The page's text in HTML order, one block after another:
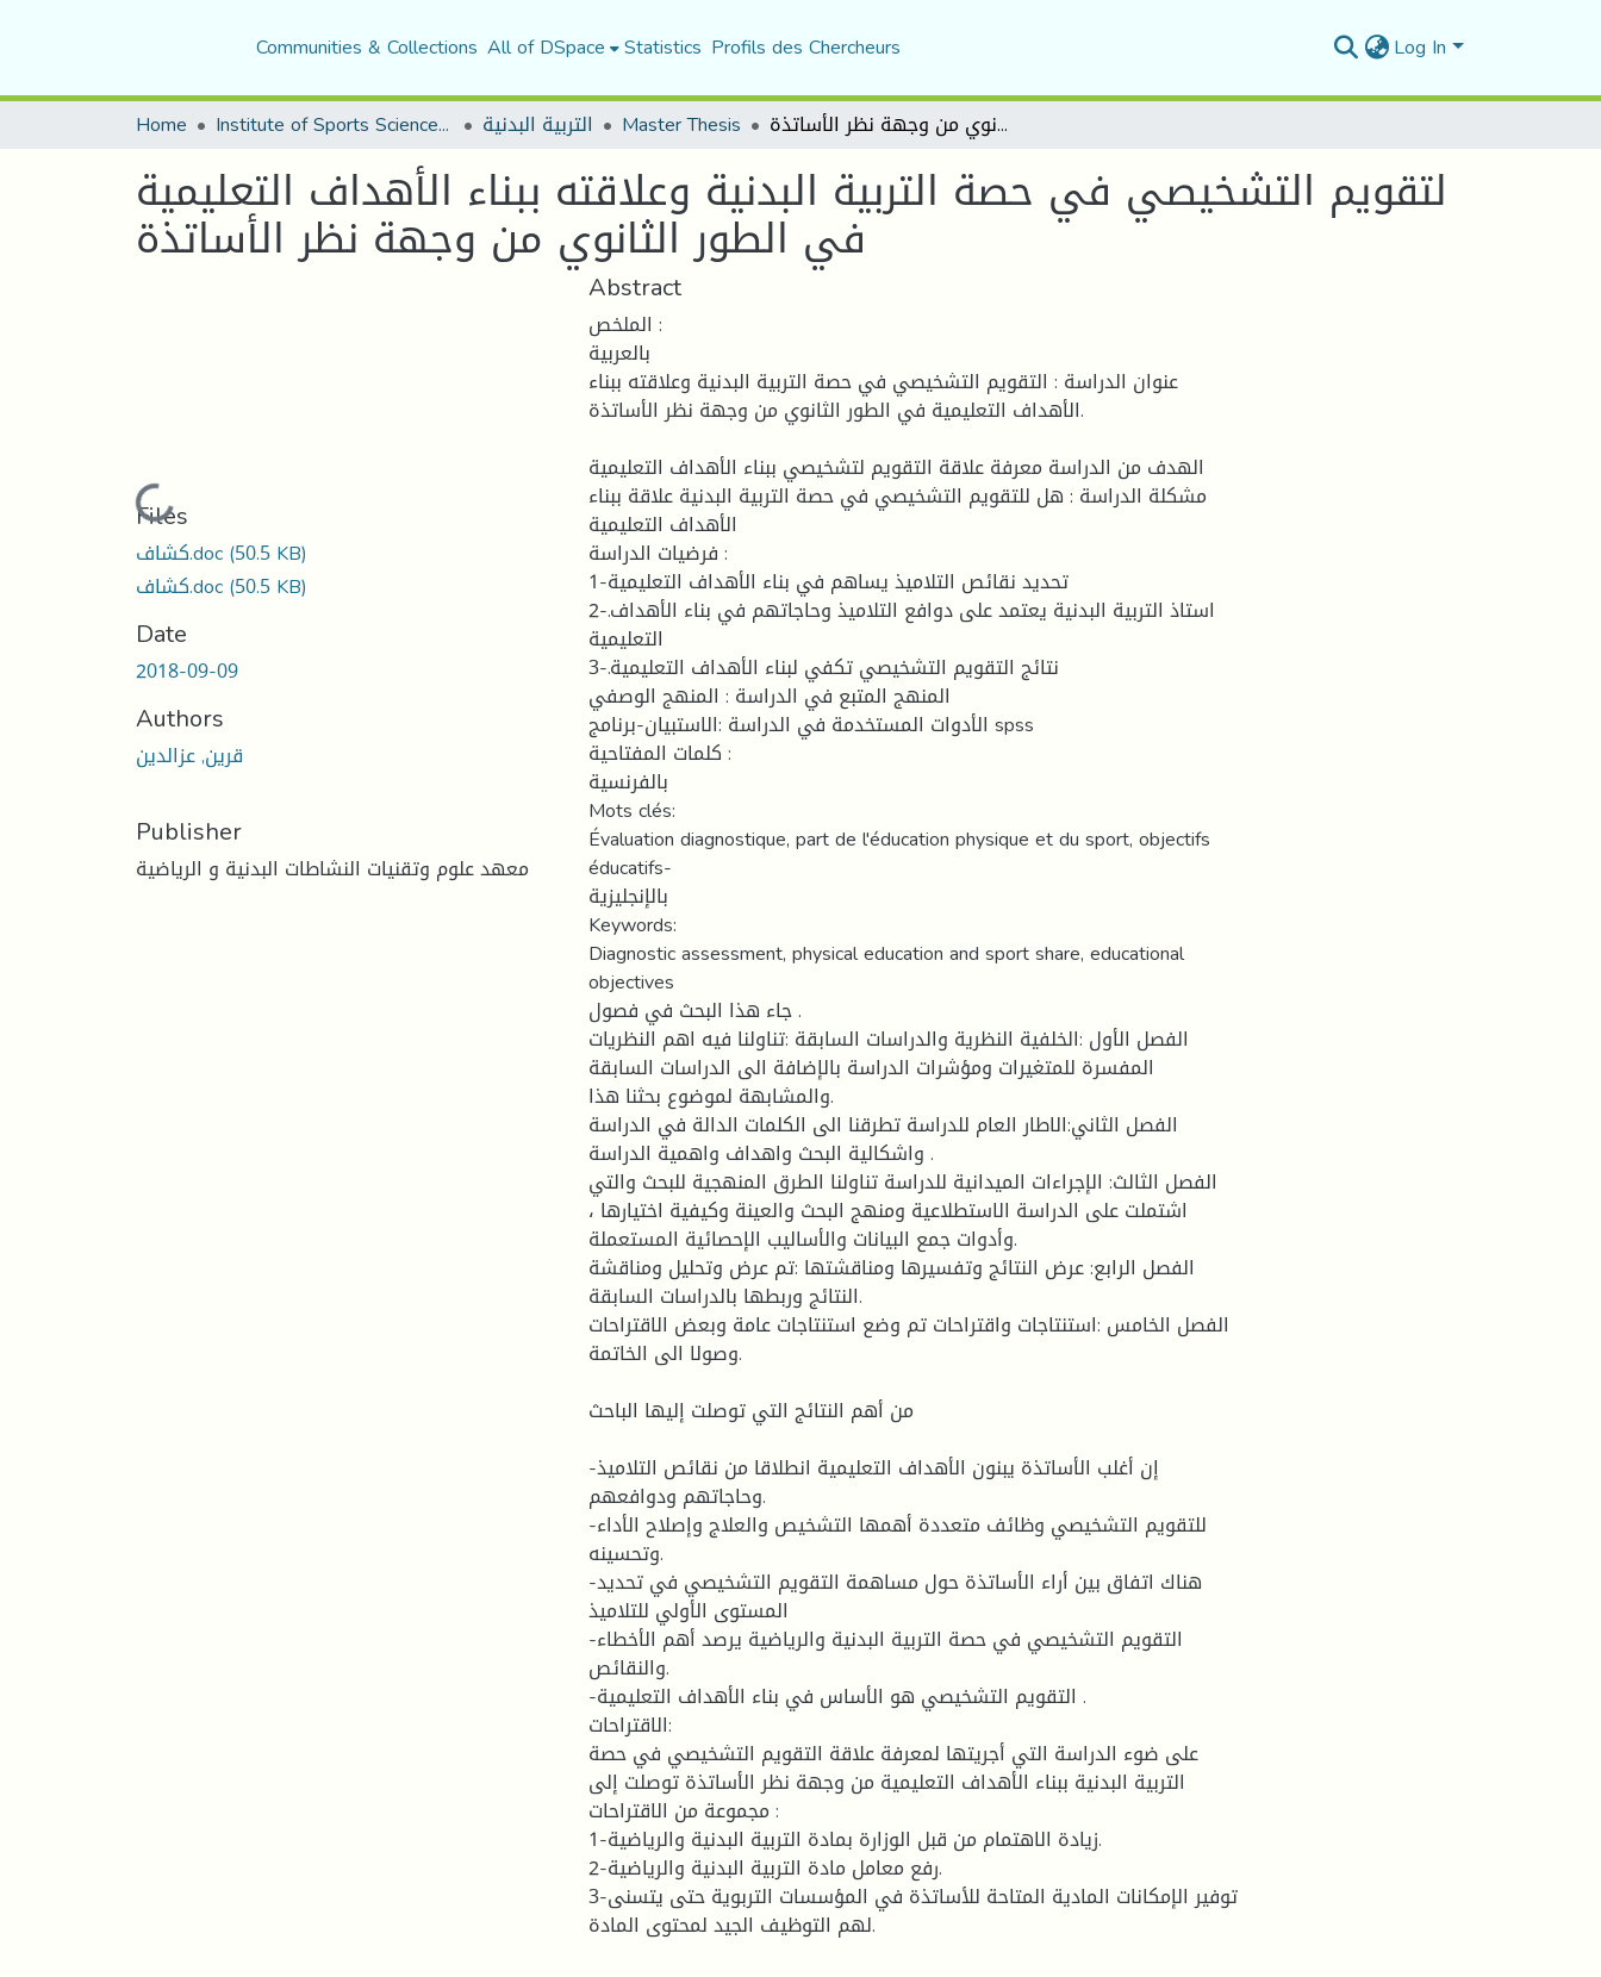
Communities & Collections All of DSpace Statistics Profils des Chercheurs Log In
Home Institute of Sports Sciences and Techniques التربية البدنية Master Thesis لتقويم التشخيصي في حصة التربية البدنية وعلاقته ببناء الأهداف التعليمية في الطور الثانوي من وجهة نظر الأساتذة
لتقويم التشخيصي في حصة التربية البدنية وعلاقته ببناء الأهداف التعليمية
في الطور الثانوي من وجهة نظر الأساتذة
Loading...
Files
كشاف.doc(50.5 KB)
كشاف.doc(50.5 KB)
Date
2018-09-09
Authors
قرين, عزالدين
Publisher
معهد علوم وتقنيات النشاطات البدنية و الرياضية
Abstract
الملخص :
بالعربية
عنوان الدراسة : التقويم التشخيصي في حصة التربية البدنية وعلاقته ببناء
الأهداف التعليمية في الطور الثانوي من وجهة نظر الأساتذة.
الهدف من الدراسة معرفة علاقة التقويم لتشخيصي ببناء الأهداف التعليمية
مشكلة الدراسة : هل للتقويم التشخيصي في حصة التربية البدنية علاقة ببناء
الأهداف التعليمية
فرضيات الدراسة :
1-تحديد نقائص التلاميذ يساهم في بناء الأهداف التعليمية
2-.استاذ التربية البدنية يعتمد على دوافع التلاميذ وحاجاتهم في بناء الأهداف
التعليمية
3-.نتائج التقويم التشخيصي تكفي لبناء الأهداف التعليمية
المنهج المتبع في الدراسة : المنهج الوصفي
الأدوات المستخدمة في الدراسة :الاستبيان-برنامج spss
كلمات المفتاحية :
بالفرنسية
Mots clés:
Évaluation diagnostique, part de l'éducation physique et du sport, objectifs
éducatifs-
بالإنجليزية
Keywords:
Diagnostic assessment, physical education and sport share, educational
objectives
جاء هذا البحث في فصول .
الفصل الأول :الخلفية النظرية والدراسات السابقة :تناولنا فيه اهم النظريات
المفسرة للمتغيرات ومؤشرات الدراسة بالإضافة الى الدراسات السابقة
والمشابهة لموضوع بحثنا هذا.
الفصل الثاني:الاطار العام للدراسة تطرقنا الى الكلمات الدالة في الدراسة
واشكالية البحث واهداف واهمية الدراسة .
الفصل الثالث: الإجراءات الميدانية للدراسة تناولنا الطرق المنهجية للبحث والتي
اشتملت على الدراسة الاستطلاعية ومنهج البحث والعينة وكيفية اختيارها ،
وأدوات جمع البيانات والأساليب الإحصائية المستعملة.
الفصل الرابع: عرض النتائج وتفسيرها ومناقشتها :تم عرض وتحليل ومناقشة
النتائج وربطها بالدراسات السابقة.
الفصل الخامس :استنتاجات واقتراحات تم وضع استنتاجات عامة وبعض الاقتراحات
وصولا الى الخاتمة.
من أهم النتائج التي توصلت إليها الباحث
-إن أغلب الأساتذة يبنون الأهداف التعليمية انطلاقا من نقائص التلاميذ
وحاجاتهم ودوافعهم.
-للتقويم التشخيصي وظائف متعددة أهمها التشخيص والعلاج وإصلاح الأداء
وتحسينه.
-هناك اتفاق بين أراء الأساتذة حول مساهمة التقويم التشخيصي في تحديد
المستوى الأولي للتلاميذ
-التقويم التشخيصي في حصة التربية البدنية والرياضية يرصد أهم الأخطاء
والنقائص.
-التقويم التشخيصي هو الأساس في بناء الأهداف التعليمية .
الاقتراحات:
على ضوء الدراسة التي أجريتها لمعرفة علاقة التقويم التشخيصي في حصة
التربية البدنية ببناء الأهداف التعليمية من وجهة نظر الأساتذة توصلت إلى
مجموعة من الاقتراحات :
1-زيادة الاهتمام من قبل الوزارة بمادة التربية البدنية والرياضية.
2-رفع معامل مادة التربية البدنية والرياضية.
3-توفير الإمكانات المادية المتاحة للأساتذة في المؤسسات التربوية حتى يتسنى
لهم التوظيف الجيد لمحتوى المادة.